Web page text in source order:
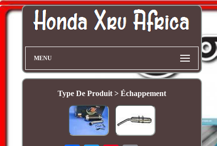
MENU
Type De Produit > Échappement